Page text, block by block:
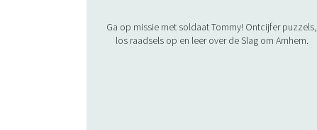
Ga op missie met soldaat Tommy! Ontcijfer puzzels,
los raadsels op en leer over de Slag om Arnhem.